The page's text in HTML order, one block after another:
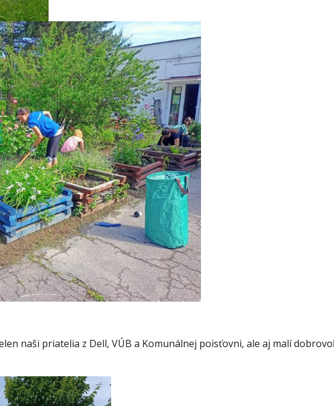
naši priatelia z Dell, VÚB a Komunálnej poisťovni, ale aj malí